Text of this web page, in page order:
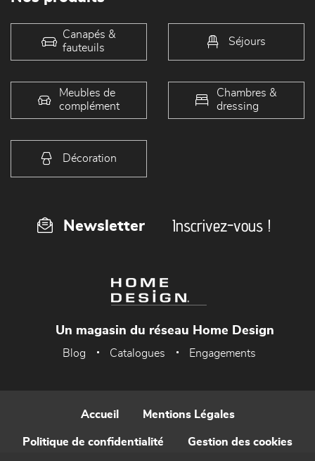
Canapés &
fauteuils
Séjours
Meubles de
complément
Chambres &
dressing
Décoration
Newsletter Inscrivez-vous !
Un magasin du réseau Home Design
Blog Catalogues Engagements
Accueil Mentions Légales
Politique de confidentialité Gestion des cookies